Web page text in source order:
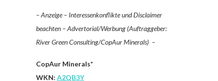
– Anzeige – Interessenkonflikte und Disclaimer
beachten – Advertorial/Werbung (Auftraggeber:
River Green Consulting/CopAur Minerals) –
CopAur Minerals*
WKN: A2QB3Y